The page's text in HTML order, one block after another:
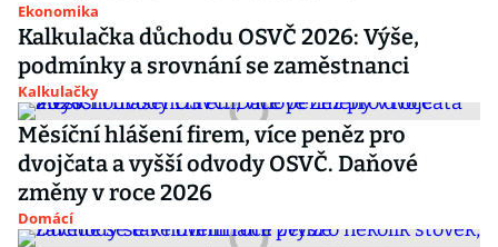
Ekonomika
Kalkulačka důchodu OSVČ 2026: Výše,
podmínky a srovnání se zaměstnanci
Kalkulačky
Měsíční hlášení firem, více peněz pro
dvojčata a vyšší odvody OSVČ. Daňové
změny v roce 2026
Domácí